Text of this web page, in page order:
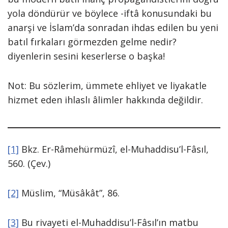
yola döndürür ve böylece -iftâ konusundaki bu
anarşi ve İslam’da sonradan ihdas edilen bu yeni
batıl fırkaları görmezden gelme nedir?
diyenlerin sesini keserlerse o başka!
Not: Bu sözlerim, ümmete ehliyet ve liyakatle
hizmet eden ihlaslı âlimler hakkında değildir.
[1] Bkz. Er-Râmehürmüzî, el-Muhaddisu’l-Fâsıl,
560. (Çev.)
[2] Müslim, “Müsâkât”, 86.
[3] Bu rivayeti el-Muhaddisu’l-Fâsıl’ın matbu